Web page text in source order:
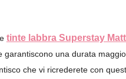
tinte labbra Superstay
garantiscono una durata
che vi ricrederete con